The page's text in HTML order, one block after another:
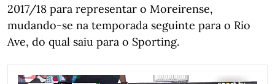
2017/18 para representar o Moreirense,
mudando-se na temporada seguinte para o Rio
Ave, do qual saiu para o Sporting.